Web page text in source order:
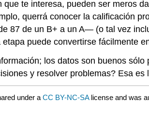
te interesa, pueden ser meros
querrá conocer la calificación
87 de un B+ a un A— (o tal vez
etapa puede convertirse fácilmente
los datos son buenos
y resolver problemas? Esa
under a CC BY-NC-SA license and was